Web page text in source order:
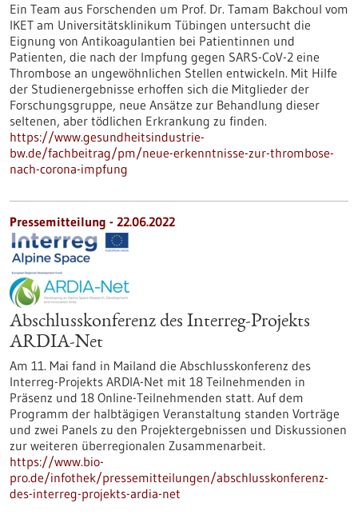
Ein Team aus Forschenden um Prof. Dr. Tamam Bakchoul vom
IKET am Universitätsklinikum Tübingen untersucht die
Eignung von Antikoagulantien bei Patientinnen und
Patienten, die nach der Impfung gegen SARS-CoV-2 eine
Thrombose an ungewöhnlichen Stellen entwickeln. Mit Hilfe
der Studienergebnisse erhoffen sich die Mitglieder der
Forschungsgruppe, neue Ansätze zur Behandlung dieser
seltenen, aber tödlichen Erkrankung zu finden.
https://www.gesundheitsindustrie-
bw.de/fachbeitrag/pm/neue-erkenntnisse-zur-thrombose-
nach-corona-impfung
Pressemitteilung - 22.06.2022
Abschlusskonferenz des Interreg-Projekts
ARDIA-Net
Am 11. Mai fand in Mailand die Abschlusskonferenz des
Interreg-Projekts ARDIA-Net mit 18 Teilnehmenden in
Präsenz und 18 Online-Teilnehmenden statt. Auf dem
Programm der halbtägigen Veranstaltung standen Vorträge
und zwei Panels zu den Projektergebnissen und Diskussionen
zur weiteren überregionalen Zusammenarbeit.
https://www.bio-
pro.de/infothek/pressemitteilungen/abschlusskonferenz-
des-interreg-projekts-ardia-net